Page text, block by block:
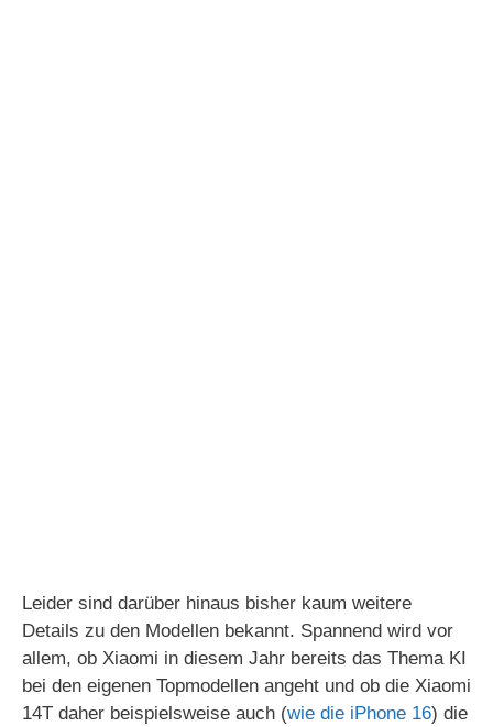
Leider sind darüber hinaus bisher kaum weitere
Details zu den Modellen bekannt. Spannend wird vor
allem, ob Xiaomi in diesem Jahr bereits das Thema KI
bei den eigenen Topmodellen angeht und ob die Xiaomi
14T daher beispielsweise auch (wie die iPhone 16) die